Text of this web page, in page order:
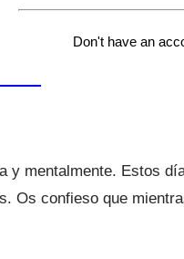
mentalmente. Estos
Os confieso que
Don't have an